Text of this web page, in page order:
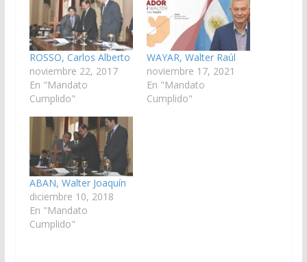
ROSSO, Carlos Alberto
noviembre 22, 2017
En "Mandato
Cumplido"
WAYAR, Walter Raúl
noviembre 17, 2021
En "Mandato
Cumplido"
ABAN, Walter Joaquín
diciembre 10, 2018
En "Mandato
Cumplido"